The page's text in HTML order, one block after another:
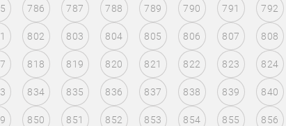
786 787 788 789 790 791 792
802 803 804 805 806 807 808
818 819 820 821 822 823 824
834 835 836 837 838 839 840
850 851 852 853 854 855 856